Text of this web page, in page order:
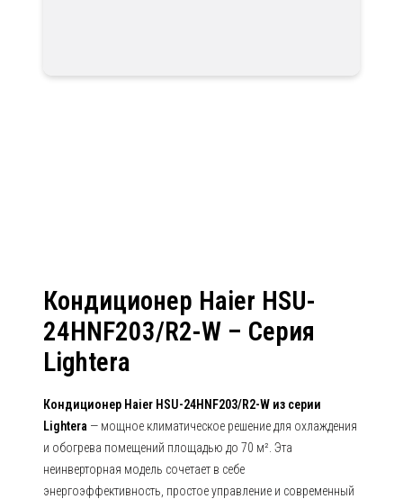
Кондиционер Haier HSU-
24HNF203/R2-W – Серия
Lightera
Кондиционер Haier HSU-24HNF203/R2-W из серии
Lightera — мощное климатическое решение для охлаждения
и обогрева помещений площадью до 70 м². Эта
неинверторная модель сочетает в себе
энергоэффективность, простое управление и современный